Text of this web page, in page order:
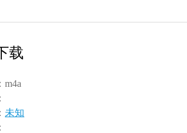
载
m4a
未知